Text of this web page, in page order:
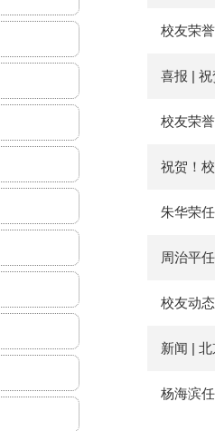
校友荣
喜报 | 祝
校友荣
祝贺！
朱华荣
周治平
校友动
新闻 |
杨海滨